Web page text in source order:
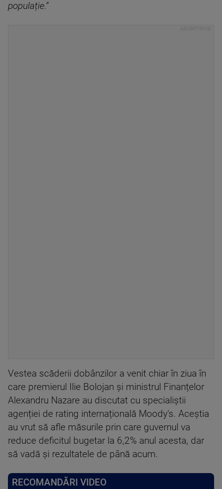
populație.”
Vestea scăderii dobânzilor a venit chiar în ziua în
care premierul Ilie Bolojan și ministrul Finanțelor
Alexandru Nazare au discutat cu specialiștii
agenției de rating internațională Moody's. Aceștia
au vrut să afle măsurile prin care guvernul va
reduce deficitul bugetar la 6,2% anul acesta, dar
să vadă și rezultatele de până acum.
RECOMANDĂRI VIDEO